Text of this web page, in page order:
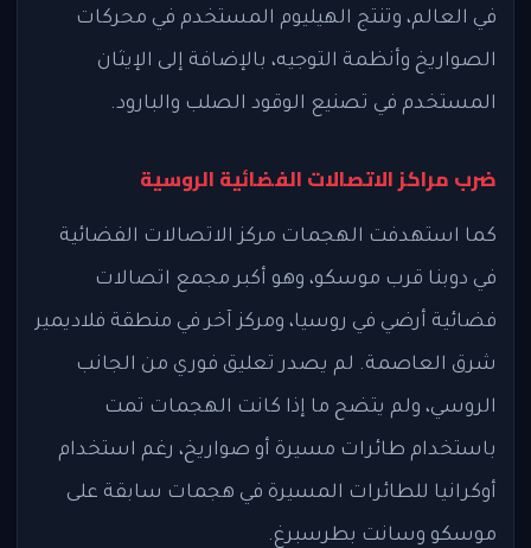
في العالم، وتنتج الهيليوم المستخدم في محركات
الصواريخ وأنظمة التوجيه، بالإضافة إلى الإيثان
المستخدم في تصنيع الوقود الصلب والبارود.
ضرب مراكز الاتصالات الفضائية الروسية
كما استهدفت الهجمات مركز الاتصالات الفضائية
في دوبنا قرب موسكو، وهو أكبر مجمع اتصالات
فضائية أرضي في روسيا، ومركز آخر في منطقة فلاديمير
شرق العاصمة. لم يصدر تعليق فوري من الجانب
الروسي، ولم يتضح ما إذا كانت الهجمات تمت
باستخدام طائرات مسيرة أو صواريخ، رغم استخدام
أوكرانيا للطائرات المسيرة في هجمات سابقة على
موسكو وسانت بطرسبرغ.